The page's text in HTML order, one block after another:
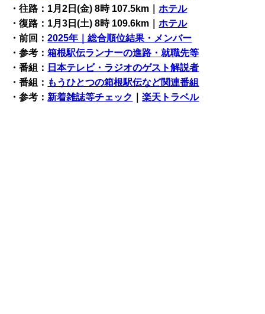
・往路：1月2日(金) 8時 107.5km｜ホテル
・復路：1月3日(土) 8時 109.6km｜ホテル
・前回：2025年｜総合順位結果・メンバー
・参考：箱根駅伝ランナーの進路・就職先等
・番組： 日本テレビ・ラジオのゲスト解説者
・番組： もうひとつの箱根駅伝など関連番組
・参考： 新着雑誌等チェック ｜楽天トラベル